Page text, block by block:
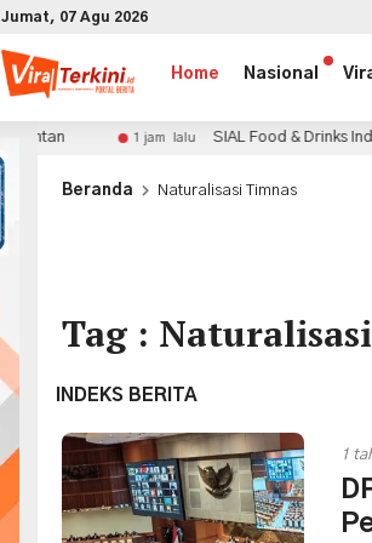
Jumat, 07 Agu 2026
Home Nasional
1 jam lalu SIAL Food & Drinks Indonesia 2026
Beranda Naturalisasi Timnas
Tag :
INDEKS BERITA
1